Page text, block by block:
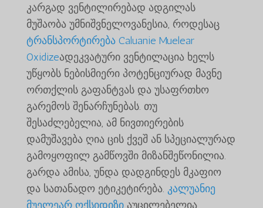
კარგად ვენტილირებად ადგილას
მუშაობა უმნიშვნელოვანესია, როდესაც
ტრანსპორტირება Caluanie Muelear
Oxidizeადეკვატური ვენტილაცია ხელს
უწყობს ნებისმიერი პოტენციურად მავნე
ორთქლის გაფანტვას და უსაფრთხო
გარემოს შენარჩუნებას. თუ
შესაძლებელია, ამ ნივთიერების
დამუშავება ღია ცის ქვეშ ან სპეციალურად
გამოყოფილ გამწოვში მიზანშეწონილია.
გარდა ამისა, უნდა დადგინდეს მკაფიო
და სათანადო ეტიკეტირება. კალუანიე
მუელეარ ოქსიდიზიაუცილებელია.